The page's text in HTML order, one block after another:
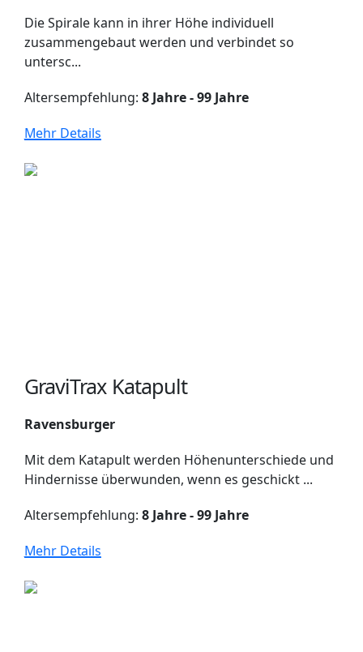
Die Spirale kann in ihrer Höhe individuell
zusammengebaut werden und verbindet so
untersc...
Altersempfehlung: 8 Jahre - 99 Jahre
Mehr Details
GraviTrax Katapult
Ravensburger
Mit dem Katapult werden Höhenunterschiede und
Hindernisse überwunden, wenn es geschickt ...
Altersempfehlung: 8 Jahre - 99 Jahre
Mehr Details